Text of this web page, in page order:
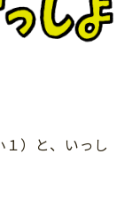
）と、いっし